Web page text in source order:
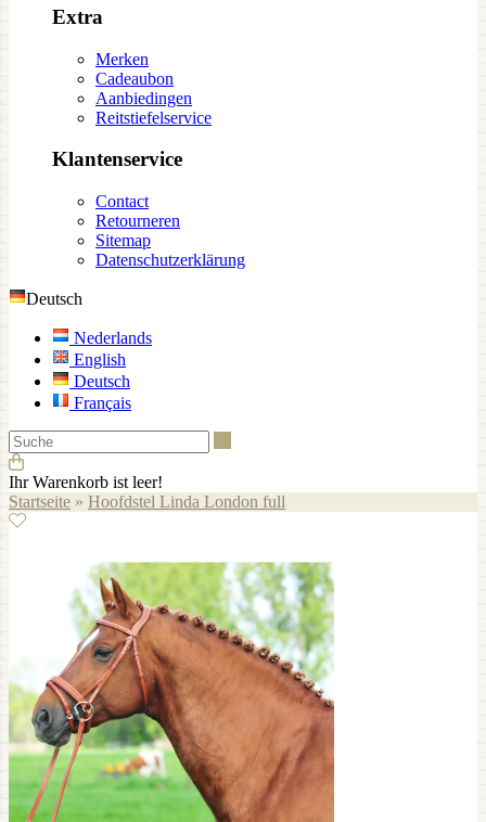
Extra
Merken
Cadeaubon
Aanbiedingen
Reitstiefelservice
Klantenservice
Contact
Retourneren
Sitemap
Datenschutzerklärung
Deutsch
Nederlands
English
Deutsch
Français
Ihr Warenkorb ist leer!
Startseite » Hoofdstel Linda London full